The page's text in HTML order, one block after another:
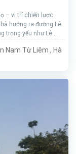
– vị trí chiến lược
hướng ra đường Lê
trọng yếu như Lê
Nam Từ Liêm , Hà